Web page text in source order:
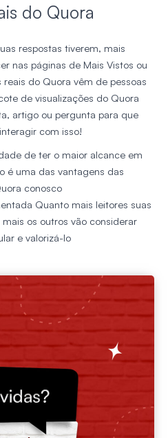
do Quora
respostas tiverem, mais
nas páginas de Mais Vistos ou
reais do Quora vêm de pessoas
de visualizações do Quora
artigo ou pergunta para que
com isso!
de ter o maior alcance em
é uma das vantagens das
conosco
Quanto mais leitores suas
os outros vão considerar
e valorizá-lo